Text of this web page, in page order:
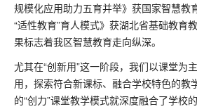
规模化应用助力五育并举》获国家智慧教
“适性教育”育人模式》获湖北省基础教育
果标志着我区智慧教育走向纵深。
尤其在“创新用”这一阶段，我们以课堂为
用，探索符合新课标、融合学校特色的教
的“创力”课堂教学模式就深度融合了学校